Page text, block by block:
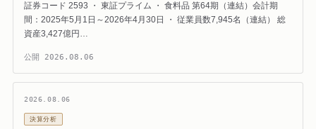
証券コード 2593 ・ 東証プライム ・ 食料品 第64期（連結）会計期
間：2025年5月1日～2026年4月30日 ・ 従業員数7,945名（連結） 総
資産3,427億円…
公開 2026.08.06
2026.08.06
決算分析